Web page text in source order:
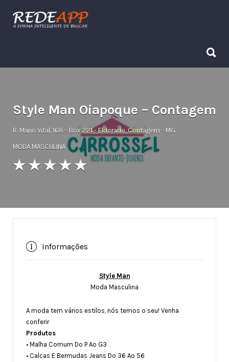
Procurar:
Style Man Oiapoque – Contagem
R. Mario Vital, 168 - Box 221 - Eldorado, Contagem - MG
MODA MASCULINA
Informações
Style Man
Moda Masculina
A moda tem vários estilos, nós temos o seu! Venha
conferir
Produtos
• Malha Comum Do P Ao G3
• Calcas E Bermudas Jeans Do 36 Ao 56